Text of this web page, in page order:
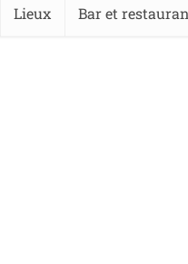
Lieux Bar et